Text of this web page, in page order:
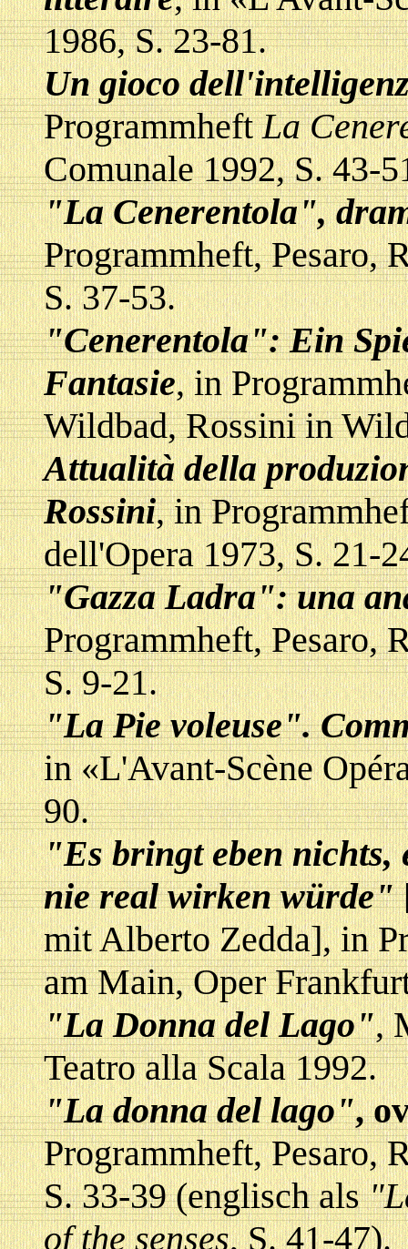
1986, S. 23-81.
Un gioco
ProgrammheftLa
Comunale 1992, S. 43-
"La Cenerentola",
Programmheft, Pesaro,
S. 37-53.
"Cenerentola": Ein
Fantasie, in
Wildbad, Rossini in
Attualità della
Rossini, in
dell'Opera 1973, S. 21-
"Gazza Ladra": una
Programmheft, Pesaro,
S. 9-21.
"La Pie voleuse".
in «L'Avant-Scène
90.
"Es bringt eben nichts,
nie real wirken würde"
mit Alberto Zedda], in
am Main, Oper
"La Donna del Lago",
Teatro alla Scala 1992.
"La donna del lago",
Programmheft, Pesaro,
S. 33-39 (englisch als
of the senses, S. 41-47).